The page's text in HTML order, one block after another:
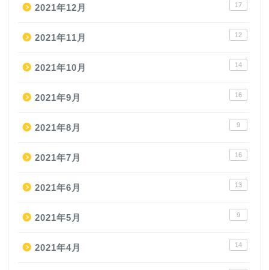
2021年12月 17
2021年11月 12
2021年10月 14
2021年9月 16
2021年8月 9
2021年7月 16
2021年6月 13
2021年5月 9
2021年4月 14